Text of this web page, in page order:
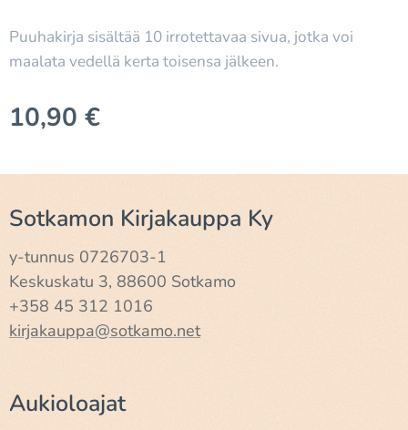
Puuhakirja sisältää 10 irrotettavaa sivua, jotka voi
maalata vedellä kerta toisensa jälkeen.
10,90 €
Sotkamon Kirjakauppa Ky
y-tunnus 0726703-1
Keskuskatu 3, 88600 Sotkamo
+358 45 312 1016
kirjakauppa@sotkamo.net
Aukioloajat